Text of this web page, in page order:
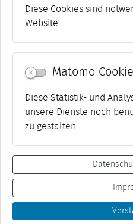
Diese Cookies sind
Website.
Matomo
Diese Statistik- und
unsere Dienste noch
zu gestalten.